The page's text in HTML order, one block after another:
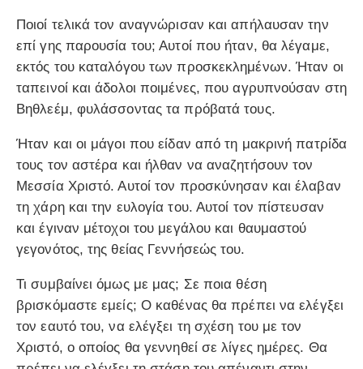
Ποιοί τελικά τον αναγνώρισαν και απήλαυσαν την
επί γης παρουσία του; Αυτοί που ήταν, θα λέγαμε,
εκτός του καταλόγου των προσκεκλημένων. Ήταν οι
ταπεινοί και άδολοι ποιμένες, που αγρυπνούσαν στη
Βηθλεέμ, φυλάσσοντας τα πρόβατά τους.
Ήταν και οι μάγοι που είδαν από τη μακρινή πατρίδα
τους τον αστέρα και ήλθαν να αναζητήσουν τον
Μεσσία Χριστό. Αυτοί τον προσκύνησαν και έλαβαν
τη χάρη και την ευλογία του. Αυτοί τον πίστευσαν
και έγιναν μέτοχοι του μεγάλου και θαυμαστού
γεγονότος, της θείας Γεννήσεώς του.
Τι συμβαίνει όμως με μας; Σε ποια θέση
βρισκόμαστε εμείς; Ο καθένας θα πρέπει να ελέγξει
τον εαυτό του, να ελέγξει τη σχέση του με τον
Χριστό, ο οποίος θα γεννηθεί σε λίγες ημέρες. Θα